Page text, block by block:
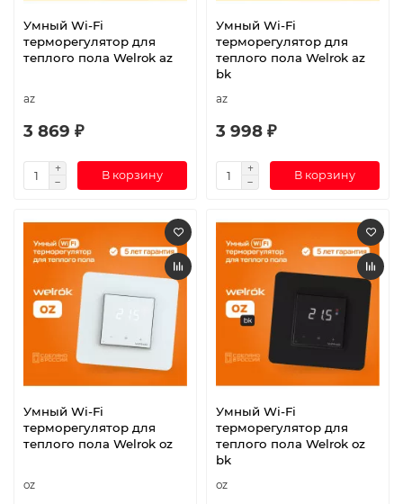
Умный Wi-Fi
терморегулятор для
теплого пола Welrok az
az
3 869 ₽
В корзину
Умный Wi-Fi
терморегулятор для
теплого пола Welrok az
bk
az
3 998 ₽
В корзину
Умный Wi-Fi
терморегулятор для
теплого пола Welrok oz
oz
Умный Wi-Fi
терморегулятор для
теплого пола Welrok oz
bk
oz